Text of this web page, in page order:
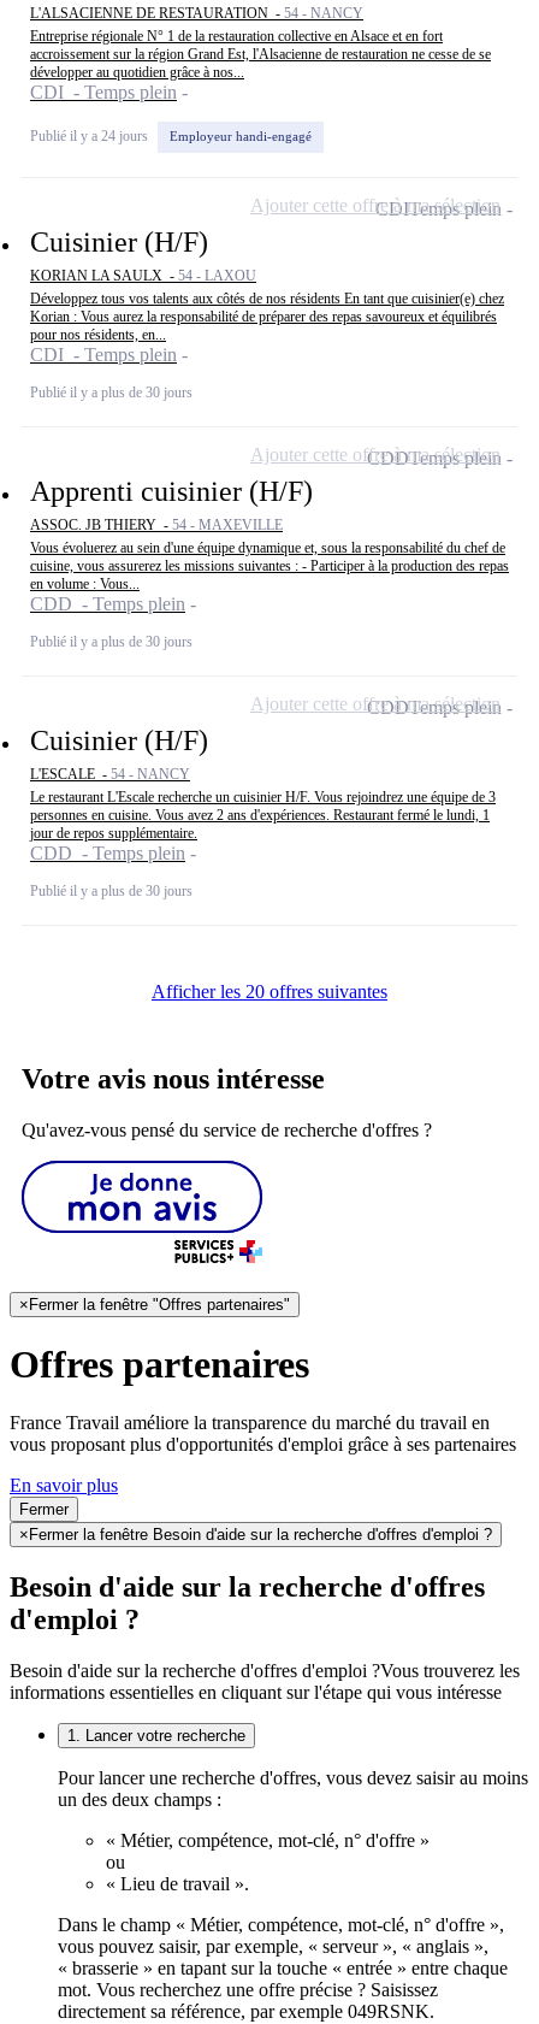
L'ALSACIENNE DE RESTAURATION - 54 - NANCY
Entreprise régionale N° 1 de la restauration collective en Alsace et en fort
accroissement sur la région Grand Est, l'Alsacienne de restauration ne cesse de se
développer au quotidien grâce à nos...
CDI - Temps plein
Publié il y a 24 jours Employeur handi-engagé
Cuisinier (H/F)
KORIAN LA SAULX - 54 - LAXOU
Développez tous vos talents aux côtés de nos résidents En tant que cuisinier(e) chez
Korian : Vous aurez la responsabilité de préparer des repas savoureux et équilibrés
pour nos résidents, en...
CDI - Temps plein
Publié il y a plus de 30 jours
CDITemps plein
Ajouter cette offre à ma sélection
Apprenti cuisinier (H/F)
ASSOC. JB THIERY - 54 - MAXEVILLE
Vous évoluerez au sein d'une équipe dynamique et, sous la responsabilité du chef de
cuisine, vous assurerez les missions suivantes : - Participer à la production des repas
en volume : Vous...
CDD - Temps plein
Publié il y a plus de 30 jours
CDDTemps plein
Ajouter cette offre à ma sélection
Cuisinier (H/F)
L'ESCALE - 54 - NANCY
Le restaurant L'Escale recherche un cuisinier H/F. Vous rejoindrez une équipe de 3
personnes en cuisine. Vous avez 2 ans d'expériences. Restaurant fermé le lundi, 1
jour de repos supplémentaire.
CDD - Temps plein
Publié il y a plus de 30 jours
CDDTemps plein
Ajouter cette offre à ma sélection
Afficher les 20 offres suivantes
Votre avis nous intéresse
Qu'avez-vous pensé du service de recherche d'offres ?
×Fermer la fenêtre "Offres partenaires"
Offres partenaires
France Travail améliore la transparence du marché du travail en
vous proposant plus d'opportunités d'emploi grâce à ses partenaires
En savoir plus
Fermer
× Fermer la fenêtre Besoin d'aide sur la recherche d'offres d'emploi ?
Besoin d'aide sur la recherche d'offres
d'emploi ?
Besoin d'aide sur la recherche d'offres d'emploi ?Vous trouverez les
informations essentielles en cliquant sur l'étape qui vous intéresse
1. Lancer votre recherche
Pour lancer une recherche d'offres, vous devez saisir au moins
un des deux champs :
« Métier, compétence, mot-clé, n° d'offre »
ou
« Lieu de travail ».
Dans le champ « Métier, compétence, mot-clé, n° d'offre »,
vous pouvez saisir, par exemple, « serveur », « anglais »,
« brasserie » en tapant sur la touche « entrée » entre chaque
mot. Vous recherchez une offre précise ? Saisissez
directement sa référence, par exemple 049RSNK.